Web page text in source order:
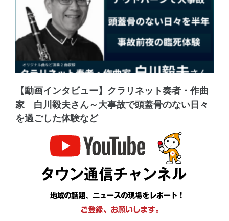
【動画インタビュー】クラリネット奏者・作曲
家 白川毅夫さん～大事故で頭蓋骨のない日々
を過ごした体験など